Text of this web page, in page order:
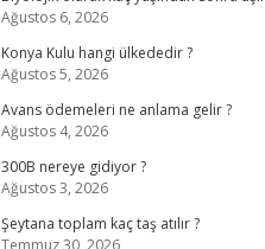
Ağustos 6, 2026
Konya Kulu hangi ülkededir ?
Ağustos 5, 2026
Avans ödemeleri ne anlama gelir ?
Ağustos 4, 2026
300B nereye gidiyor ?
Ağustos 3, 2026
Şeytana toplam kaç taş atılır ?
Temmuz 30, 2026